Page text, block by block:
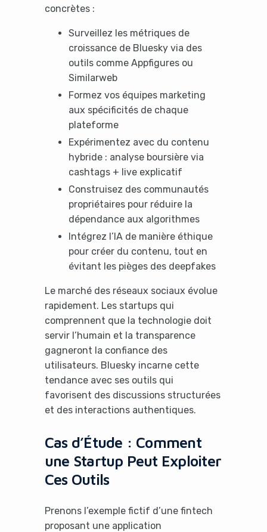
concrètes :
Surveillez les métriques de
croissance de Bluesky via des
outils comme Appfigures ou
Similarweb
Formez vos équipes marketing
aux spécificités de chaque
plateforme
Expérimentez avec du contenu
hybride : analyse boursière via
cashtags + live explicatif
Construisez des communautés
propriétaires pour réduire la
dépendance aux algorithmes
Intégrez l’IA de manière éthique
pour créer du contenu, tout en
évitant les pièges des deepfakes
Le marché des réseaux sociaux évolue
rapidement. Les startups qui
comprennent que la technologie doit
servir l’humain et la transparence
gagneront la confiance des
utilisateurs. Bluesky incarne cette
tendance avec ses outils qui
favorisent des discussions structurées
et des interactions authentiques.
Cas d’Étude : Comment
une Startup Peut Exploiter
Ces Outils
Prenons l’exemple fictif d’une fintech
proposant une application